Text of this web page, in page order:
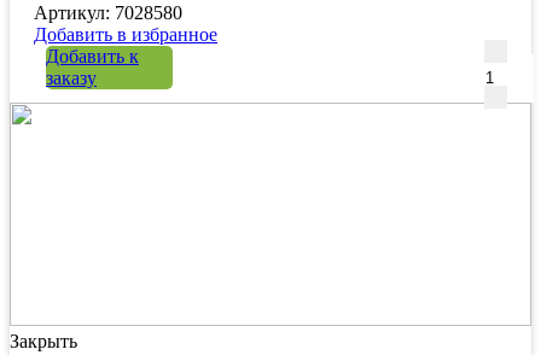
Артикул: 7028580
Добавить в избранное
Добавить к
заказу
Закрыть